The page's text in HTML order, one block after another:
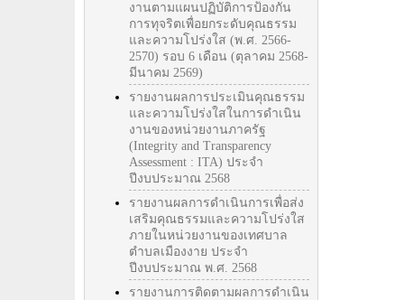
งานตามแผนปฏิบัติการป้องกัน
การทุจริตเพื่อยกระดับคุณธรรม
และความโปร่งใส (พ.ศ. 2566-
2570) รอบ 6 เดือน (ตุลาคม 2568-
มีนาคม 2569)
รายงานผลการประเมินคุณธรรม
และความโปร่งใสในการดำเนิน
งานของหน่วยงานภาครัฐ
(Integrity and Transparency
Assessment : ITA) ประจำ
ปีงบประมาณ 2568
รายงานผลการดำเนินการเพื่อส่ง
เสริมคุณธรรมและความโปร่งใส
ภายในหน่วยงานของเทศบาล
ตำบลเมืองงาย ประจำ
ปีงบประมาณ พ.ศ. 2568
รายงานการติดตามผลการดำเนิน